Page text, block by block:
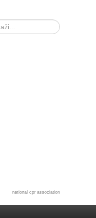
national cpr association